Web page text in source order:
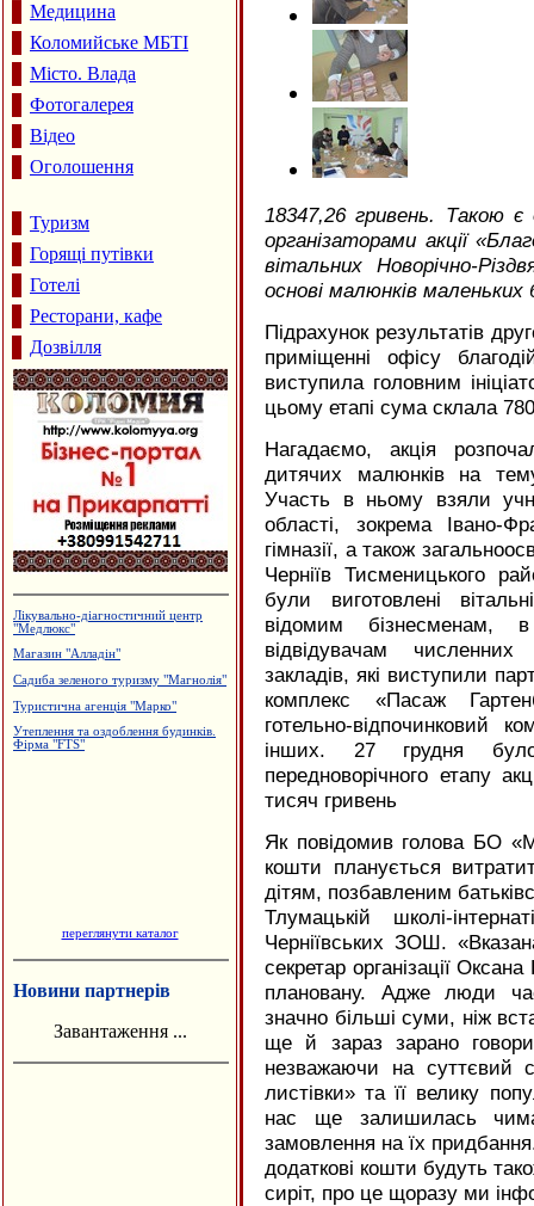
Медицина
Коломийське МБТІ
Місто. Влада
Фотогалерея
Відео
Оголошення
Туризм
Горящі путівки
Готелі
Ресторани, кафе
Дозвілля
Салон-магазин "КАЯ" - штори,
гардини, карнизи
Дзвони церковні
Архітектурне проектування.
Приватна садиба "Добрий ранок"
переглянути каталог
Новини партнерів
Завантаження ...
18347,26 гривень. Такою
організаторами акції
вітальних Новорічно-
основі малюнків маленьких
Підрахунок результатів
приміщенні офісу
виступила головним
цьому етапі сума склала
Нагадаємо, акція
дитячих малюнків на
Участь в ньому взяли
області, зокрема Івано-
гімназії, а також
Черніїв Тисменицького
були виготовлені
відомим бізнесменам,
відвідувачам
закладів, які виступили
комплекс «Пасаж
готельно-відпочинковий
інших. 27 грудня
передноворічного етапу
тисяч гривень
Як повідомив голова БО
кошти планується
дітям, позбавленим
Тлумацькій школі-
Черніївських ЗОШ.
секретар організації
плановану. Адже люди
значно більші суми, ніж
ще й зараз зарано
незважаючи на суттєвий
листівки» та її велику
нас ще залишилась
замовлення на їх
додаткові кошти будуть
сиріт, про це щоразу ми